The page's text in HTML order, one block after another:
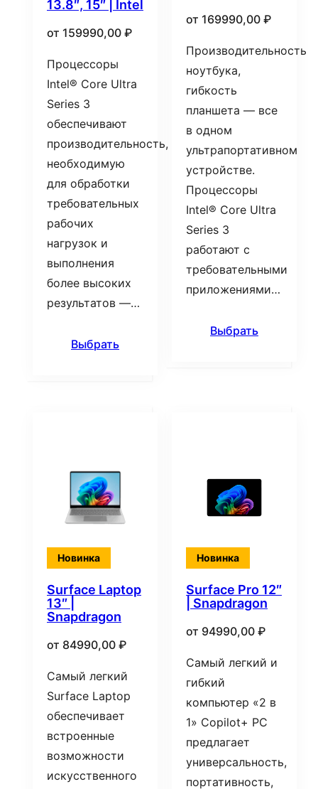
13.8″, 15″ | Intel
от 159990,00 ₽
Процессоры
Intel® Core Ultra
Series 3
обеспечивают
производительность,
необходимую
для обработки
требовательных
рабочих
нагрузок и
выполнения
более высоких
результатов —…
Выбрать
от 169990,00 ₽
Производительность
ноутбука,
гибкость
планшета — все
в одном
ультрапортативном
устройстве.
Процессоры
Intel® Core Ultra
Series 3
работают с
требовательными
приложениями…
Выбрать
Новинка
Surface Laptop
13″ |
Snapdragon
от 84990,00 ₽
Самый легкий
Surface Laptop
обеспечивает
встроенные
возможности
искусственного
Новинка
Surface Pro 12″
| Snapdragon
от 94990,00 ₽
Самый легкий и
гибкий
компьютер «2 в
1» Copilot+ PC
предлагает
универсальность,
портативность,